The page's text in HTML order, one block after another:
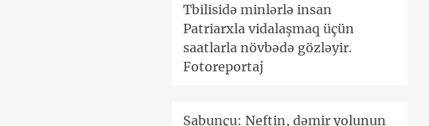
Tbilisidə minlərlə insan
Patriarxla vidalaşmaq üçün
saatlarla növbədə gözləyir.
Fotoreportaj
Sabunçu: Neftin, dəmir yolunun